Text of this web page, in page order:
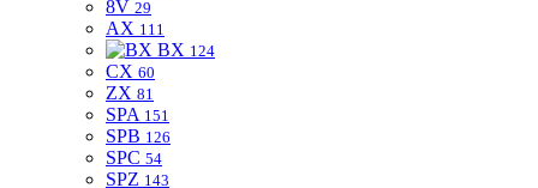
8V 29
AX 111
BX 124
CX 60
ZX 81
SPA 151
SPB 126
SPC 54
SPZ 143